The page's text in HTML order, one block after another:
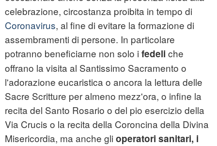
celebrazione, circostanza proibita in tempo di
Coronavirus, al fine di evitare la formazione di
assembramenti di persone. In particolare
potranno beneficiarne non solo i fedeli che
offrano la visita al Santissimo Sacramento o
l'adorazione eucaristica o ancora la lettura delle
Sacre Scritture per almeno mezz'ora, o infine la
recita del Santo Rosario o del pio esercizio della
Via Crucis o la recita della Coroncina della Divina
Misericordia, ma anche gli operatori sanitari, i